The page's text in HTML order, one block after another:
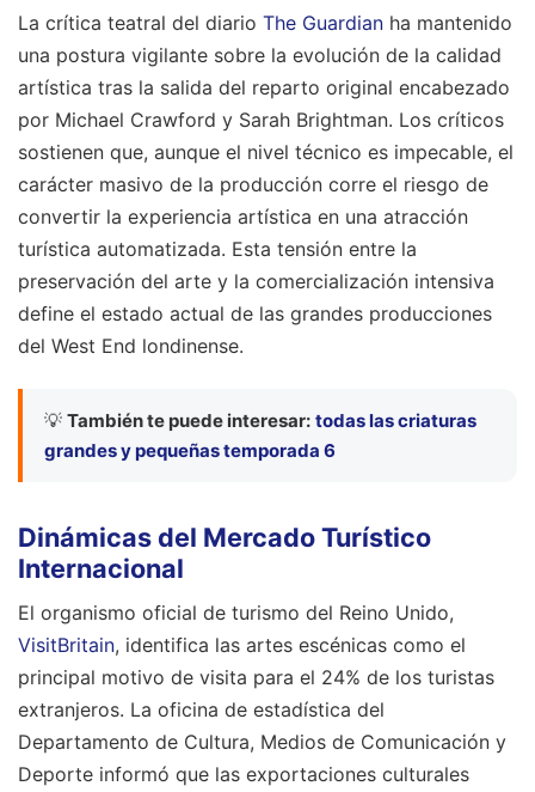
La crítica teatral del diario The Guardian ha mantenido
una postura vigilante sobre la evolución de la calidad
artística tras la salida del reparto original encabezado
por Michael Crawford y Sarah Brightman. Los críticos
sostienen que, aunque el nivel técnico es impecable, el
carácter masivo de la producción corre el riesgo de
convertir la experiencia artística en una atracción
turística automatizada. Esta tensión entre la
preservación del arte y la comercialización intensiva
define el estado actual de las grandes producciones
del West End londinense.
💡 También te puede interesar: todas las criaturas
grandes y pequeñas temporada 6
Dinámicas del Mercado Turístico
Internacional
El organismo oficial de turismo del Reino Unido,
VisitBritain, identifica las artes escénicas como el
principal motivo de visita para el 24% de los turistas
extranjeros. La oficina de estadística del
Departamento de Cultura, Medios de Comunicación y
Deporte informó que las exportaciones culturales